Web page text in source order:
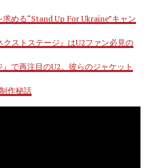
める“Stand Up For Ukraine”キャン
クストステージ』はU2ファン必見の
で再注目のU2。彼らのジャケット
作秘話